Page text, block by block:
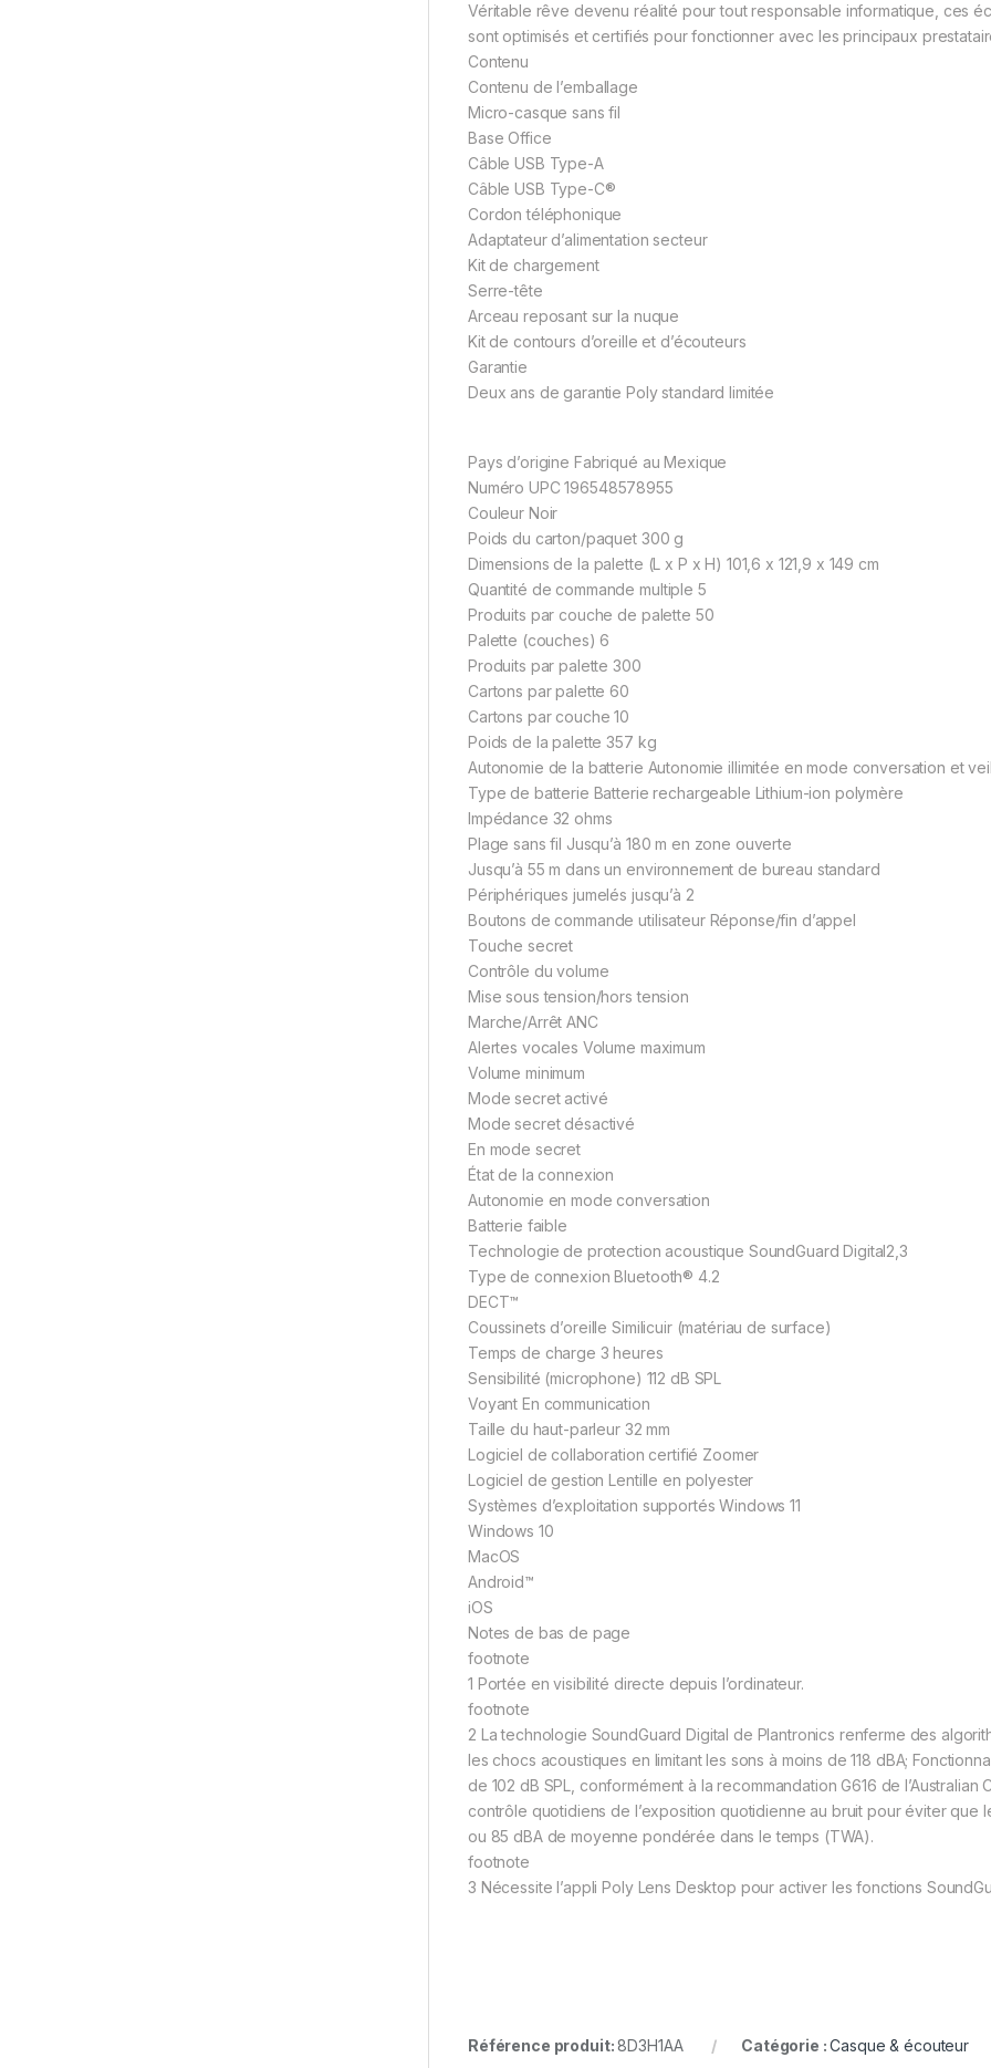
Véritable rêve devenu réalité pour tout responsable informatique, ces
sont optimisés et certifiés pour fonctionner avec les principaux
Contenu
Contenu de l’emballage
Micro-casque sans fil
Base Office
Câble USB Type-A
Câble USB Type-C®️
Cordon téléphonique
Adaptateur d’alimentation secteur
Kit de chargement
Serre-tête
Arceau reposant sur la nuque
Kit de contours d’oreille et d’écouteurs
Garantie
Deux ans de garantie Poly standard limitée
Pays d’origine Fabriqué au Mexique
Numéro UPC 196548578955
Couleur Noir
Poids du carton/paquet 300 g
Dimensions de la palette (L x P x H) 101,6 x 121,9 x 149 cm
Quantité de commande multiple 5
Produits par couche de palette 50
Palette (couches) 6
Produits par palette 300
Cartons par palette 60
Cartons par couche 10
Poids de la palette 357 kg
Autonomie de la batterie Autonomie illimitée en mode conversation et
Type de batterie Batterie rechargeable Lithium-ion polymère
Impédance 32 ohms
Plage sans fil Jusqu’à 180 m en zone ouverte
Jusqu’à 55 m dans un environnement de bureau standard
Périphériques jumelés jusqu’à 2
Boutons de commande utilisateur Réponse/fin d’appel
Touche secret
Contrôle du volume
Mise sous tension/hors tension
Marche/Arrêt ANC
Alertes vocales Volume maximum
Volume minimum
Mode secret activé
Mode secret désactivé
En mode secret
État de la connexion
Autonomie en mode conversation
Batterie faible
Technologie de protection acoustique SoundGuard Digital2,3
Type de connexion Bluetooth® 4.2
DECT™
Coussinets d’oreille Similicuir (matériau de surface)
Temps de charge 3 heures
Sensibilité (microphone) 112 dB SPL
Voyant En communication
Taille du haut-parleur 32 mm
Logiciel de collaboration certifié Zoomer
Logiciel de gestion Lentille en polyester
Systèmes d’exploitation supportés Windows 11
Windows 10
MacOS
Android™
iOS
Notes de bas de page
footnote
1 Portée en visibilité directe depuis l’ordinateur.
footnote
2 La technologie SoundGuard Digital de Plantronics renferme des
les chocs acoustiques en limitant les sons à moins de 118 dBA;
de 102 dB SPL, conformément à la recommandation G616 de
contrôle quotidiens de l’exposition quotidienne au bruit pour éviter que
ou 85 dBA de moyenne pondérée dans le temps (TWA).
footnote
3 Nécessite l’appli Poly Lens Desktop pour activer les fonctions
Référence produit:8D3H1AA Catégorie :Casque & écouteur